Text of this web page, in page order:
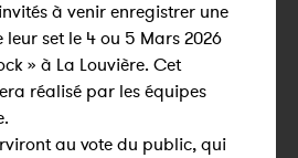
à venir enregistrer une
set le 4 ou 5 Mars 2026
» à La Louvière. Cet
réalisé par les équipes
au vote du public, qui